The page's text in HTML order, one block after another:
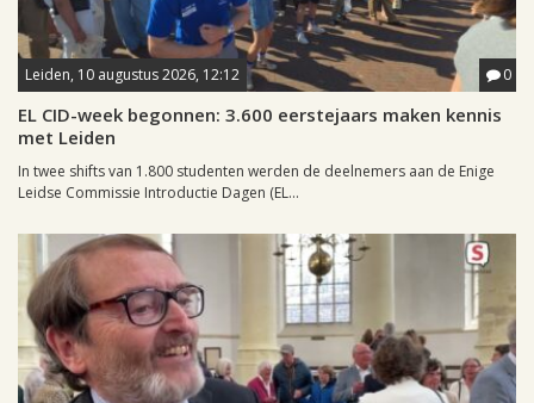
Leiden, 10 augustus 2026, 12:12 0
EL CID-week begonnen: 3.600 eerstejaars maken kennis
met Leiden
In twee shifts van 1.800 studenten werden de deelnemers aan de Enige
Leidse Commissie Introductie Dagen (EL...